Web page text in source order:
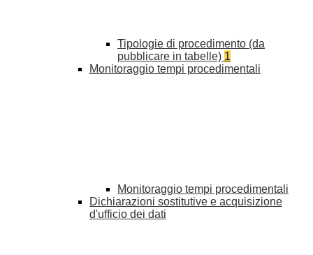
Tipologie di procedimento (da
pubblicare in tabelle) 1
Monitoraggio tempi procedimentali
Monitoraggio tempi procedimentali
Dichiarazioni sostitutive e acquisizione
d'ufficio dei dati